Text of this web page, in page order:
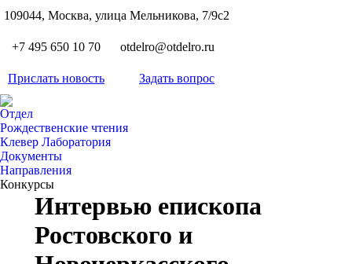
109044, Москва, улица Мельникова, 7/9с2
+7 495 650 10 70 otdelro@otdelro.ru
Прислать новость Задать вопрос
Отдел
Рождественские чтения
Клевер Лаборатория
Документы
Направления
Конкурсы
Интервью епископа
Ростовского и